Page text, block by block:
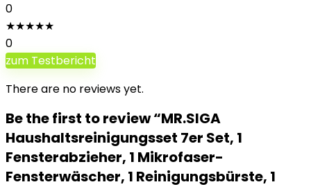
0
★★★★★
0
zum Testbericht
There are no reviews yet.
Be the first to review “MR.SIGA
Haushaltsreinigungsset 7er Set, 1
Fensterabzieher, 1 Mikrofaser-
Fensterwäscher, 1 Reinigungsbürste, 1